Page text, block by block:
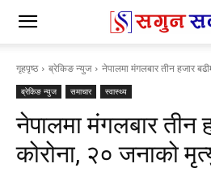
गृहपृष्ठ ब्रेकिङ न्युज नेपालमा मंगलबार तीन हजार
ब्रेकिङ न्युज समाचार स्वास्थ्य
नेपालमा मंगलबार तीन
कोरोना, २० जनाको